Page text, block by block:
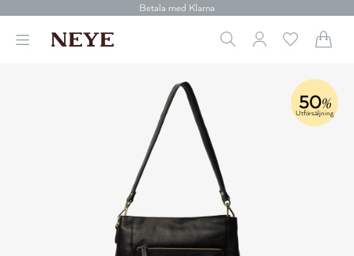
Betala med Klarna
Leverans 1-4 arbetsdagar
Gratis frakt över 699 kr.
Betala med Klarna
50%
Utförsäljning